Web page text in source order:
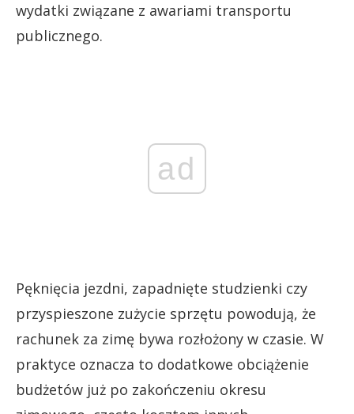
wydatki związane z awariami transportu
publicznego.
ad
Pęknięcia jezdni, zapadnięte studzienki czy
przyspieszone zużycie sprzętu powodują, że
rachunek za zimę bywa rozłożony w czasie. W
praktyce oznacza to dodatkowe obciążenie
budżetów już po zakończeniu okresu